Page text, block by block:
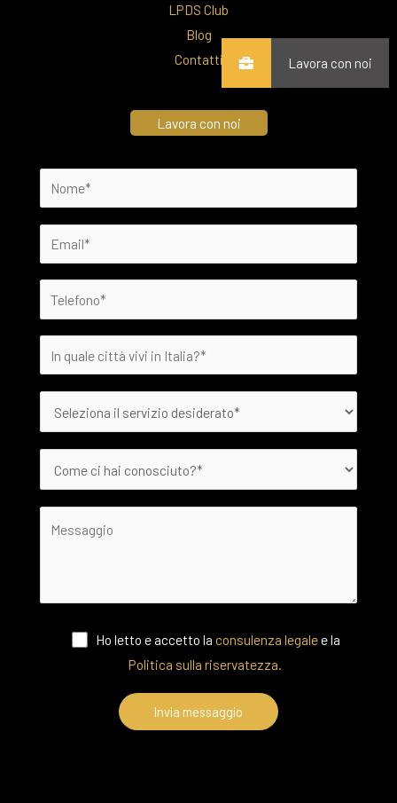
Lavora con noi
LPDS Club
Blog
Contatti
Lavora con noi
Ho letto e accetto laconsulenza legalee la
Politica sulla riservatezza.